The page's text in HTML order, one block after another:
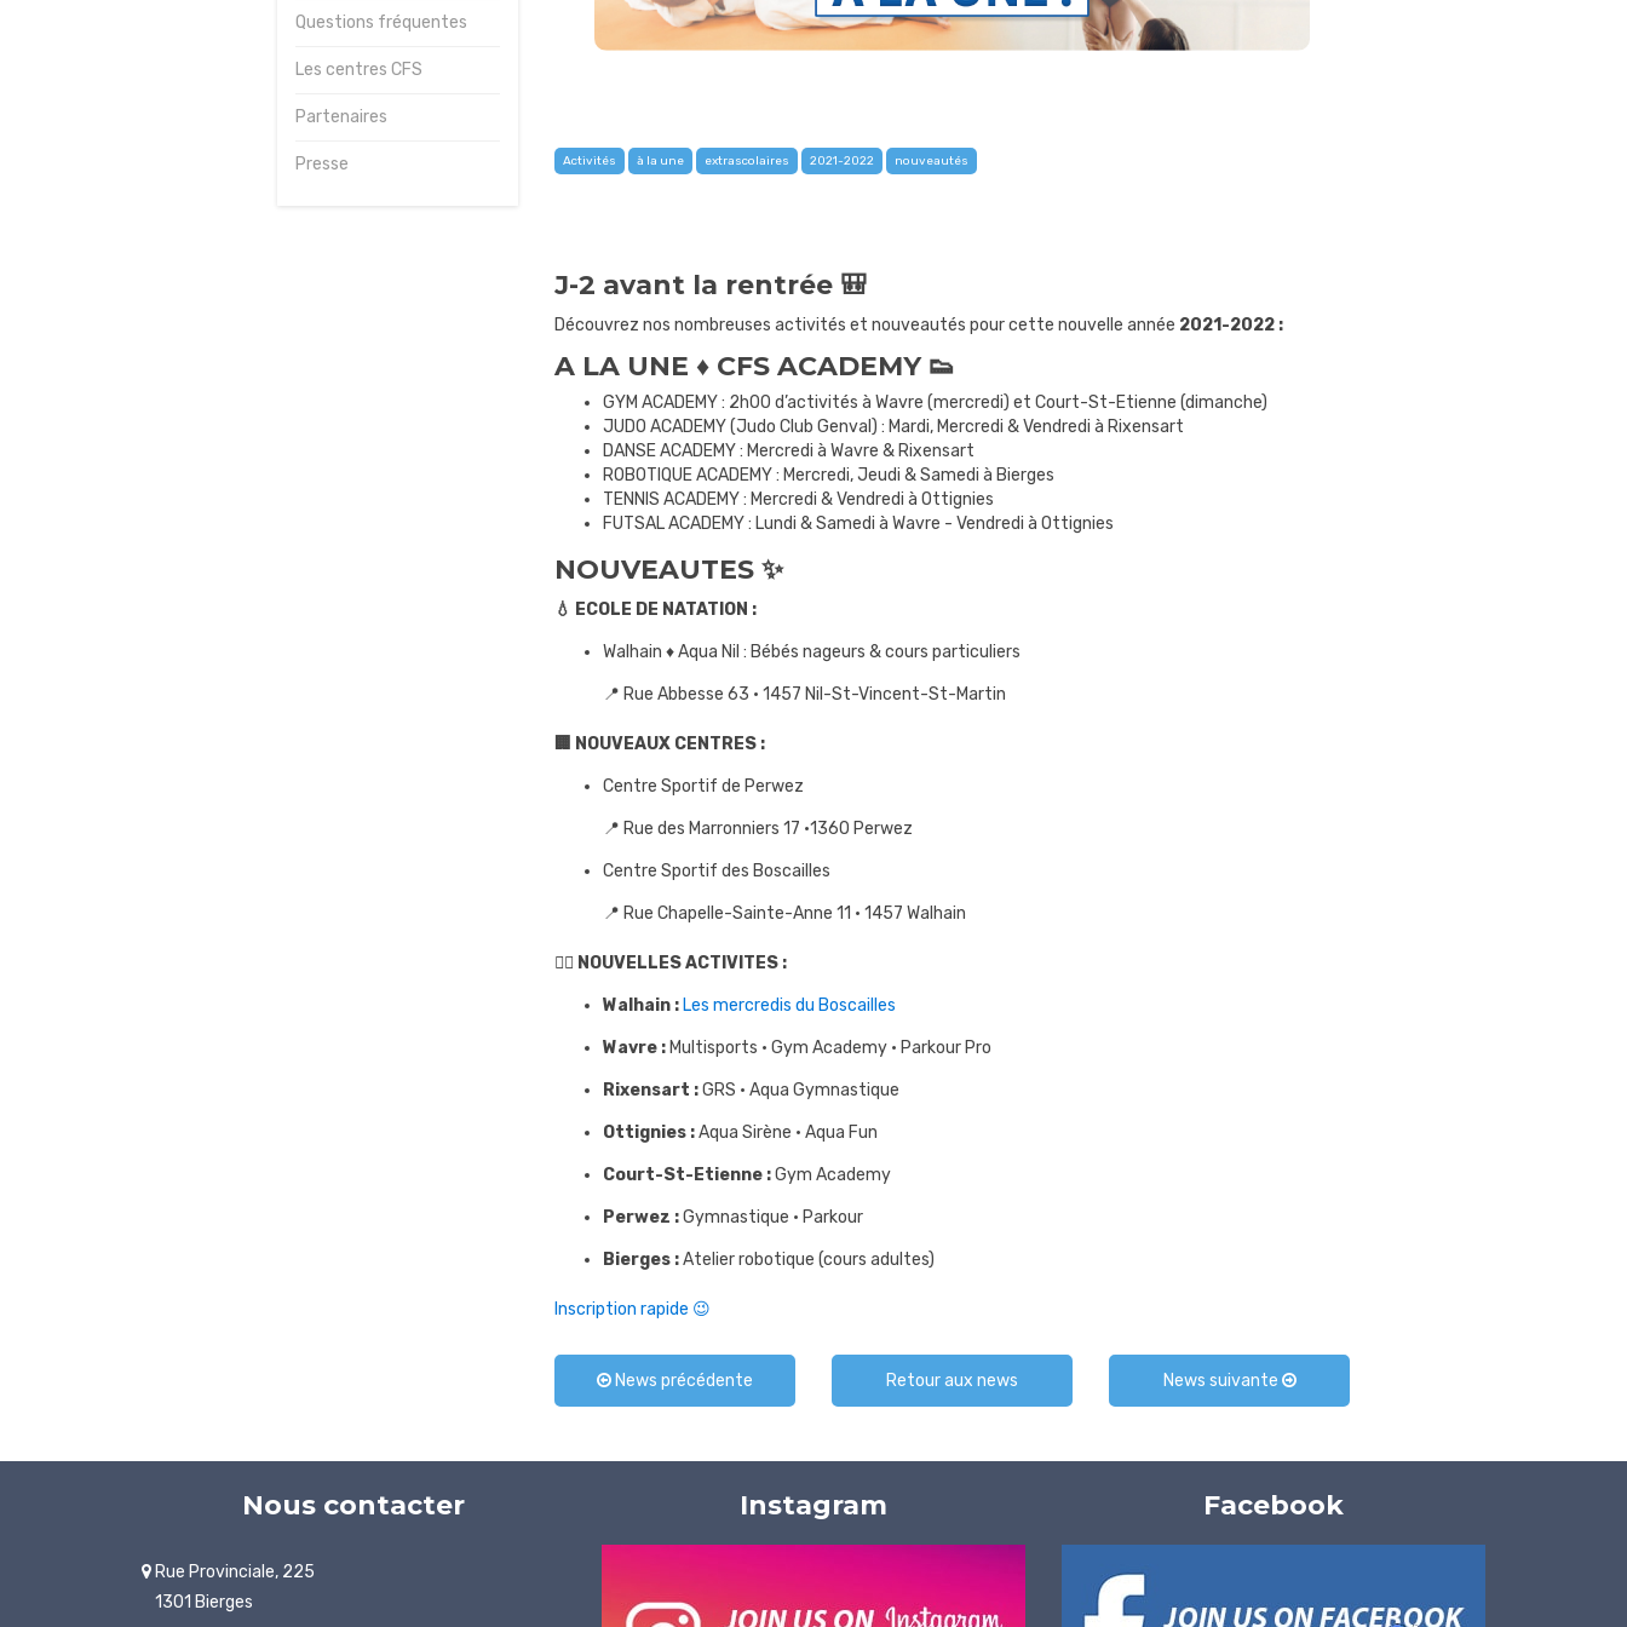
Questions fréquentes
Les centres CFS
Partenaires
Presse Activités à la une extrascolaires 2021-2022 nouveautés
J-2 avant la rentrée 🎒
Découvrez nos nombreuses activités et nouveautés pour cette nouvelle année 2021-2022 :
A LA UNE ♦ CFS ACADEMY 👟
GYM ACADEMY : 2h00 d’activités à Wavre (mercredi) et Court-St-Etienne (dimanche)
JUDO ACADEMY (Judo Club Genval) : Mardi, Mercredi & Vendredi à Rixensart
DANSE ACADEMY : Mercredi à Wavre & Rixensart
ROBOTIQUE ACADEMY : Mercredi, Jeudi & Samedi à Bierges
TENNIS ACADEMY : Mercredi & Vendredi à Ottignies
FUTSAL ACADEMY : Lundi & Samedi à Wavre - Vendredi à Ottignies
NOUVEAUTES ✨
💧 ECOLE DE NATATION :
Walhain ♦ Aqua Nil : Bébés nageurs & cours particuliers
📍 Rue Abbesse 63 • 1457 Nil-St-Vincent-St-Martin
🏢 NOUVEAUX CENTRES :
Centre Sportif de Perwez
📍 Rue des Marronniers 17 •1360 Perwez
Centre Sportif des Boscailles
📍 Rue Chapelle-Sainte-Anne 11 • 1457 Walhain
🤸‍♂️ NOUVELLES ACTIVITES :
Walhain : Les mercredis du Boscailles
Wavre : Multisports • Gym Academy • Parkour Pro
Rixensart :GRS • Aqua Gymnastique
Ottignies :Aqua Sirène • Aqua Fun
Court-St-Etienne :Gym Academy
Perwez :Gymnastique • Parkour
Bierges :Atelier robotique (cours adultes)
Inscription rapide 😉
News précédente Retour aux news News suivante
Nous contacter
Rue Provinciale, 225
1301 Bierges
Instagram Facebook